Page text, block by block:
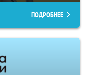
ПОДРОБНЕЕ